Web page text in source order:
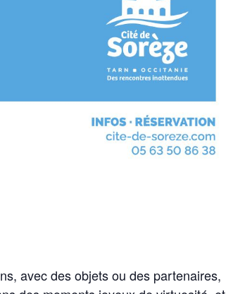
avec des objets ou des partenaires,